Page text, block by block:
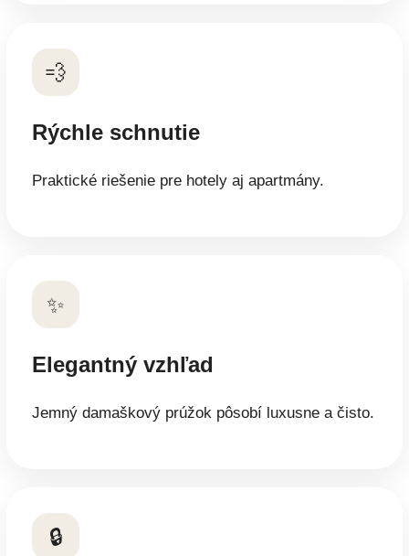
💨
Rýchle schnutie
Praktické riešenie pre hotely aj apartmány.
✨
Elegantný vzhľad
Jemný damaškový prúžok pôsobí luxusne a čisto.
🔒